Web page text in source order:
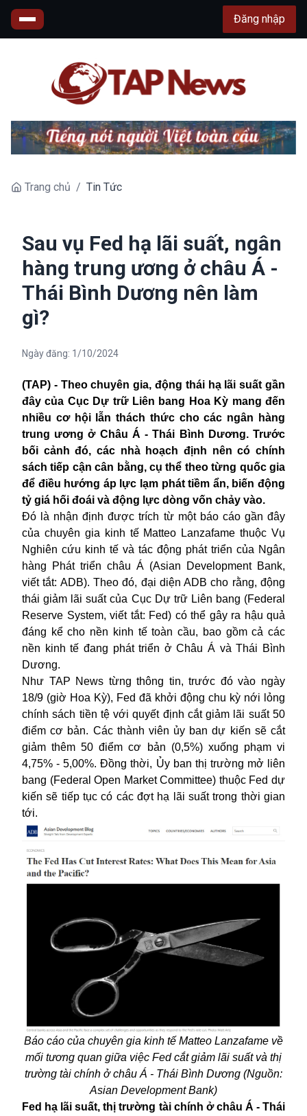
Đăng nhập
Trang chủ / Tin Tức
Sau vụ Fed hạ lãi suất, ngân
hàng trung ương ở châu Á -
Thái Bình Dương nên làm
gì?
Ngày đăng: 1/10/2024
(TAP) - Theo chuyên gia, động thái hạ lãi suất gần
đây của Cục Dự trữ Liên bang Hoa Kỳ mang đến
nhiều cơ hội lẫn thách thức cho các ngân hàng
trung ương ở Châu Á - Thái Bình Dương. Trước
bối cảnh đó, các nhà hoạch định nên có chính
sách tiếp cận cân bằng, cụ thể theo từng quốc gia
để điều hướng áp lực lạm phát tiềm ẩn, biến động
tỷ giá hối đoái và động lực dòng vốn chảy vào.
Đó là nhận định được trích từ một báo cáo gần đây
của chuyên gia kinh tế Matteo Lanzafame thuộc Vụ
Nghiên cứu kinh tế và tác động phát triển của Ngân
hàng Phát triển châu Á (Asian Development Bank,
viết tắt: ADB). Theo đó, đại diện ADB cho rằng, động
thái giảm lãi suất của Cục Dự trữ Liên bang (Federal
Reserve System, viết tắt: Fed) có thể gây ra hậu quả
đáng kể cho nền kinh tế toàn cầu, bao gồm cả các
nền kinh tế đang phát triển ở Châu Á và Thái Bình
Dương.
Như TAP News từng thông tin, trước đó vào ngày
18/9 (giờ Hoa Kỳ), Fed đã khởi động chu kỳ nới lỏng
chính sách tiền tệ với quyết định cắt giảm lãi suất 50
điểm cơ bản. Các thành viên ủy ban dự kiến sẽ cắt
giảm thêm 50 điểm cơ bản (0,5%) xuống phạm vi
4,75% - 5,00%. Đồng thời, Ủy ban thị trường mở liên
bang (Federal Open Market Committee) thuộc Fed dự
kiến sẽ tiếp tục có các đợt hạ lãi suất trong thời gian
tới.
Báo cáo của chuyên gia kinh tế Matteo Lanzafame về
mối tương quan giữa việc Fed cắt giảm lãi suất và thị
trường tài chính ở châu Á - Thái Bình Dương (Nguồn:
Asian Development Bank)
Fed hạ lãi suất, thị trường tài chính ở châu Á - Thái